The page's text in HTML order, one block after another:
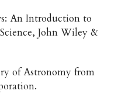
An Introduction to
John Wiley &
of Astronomy from